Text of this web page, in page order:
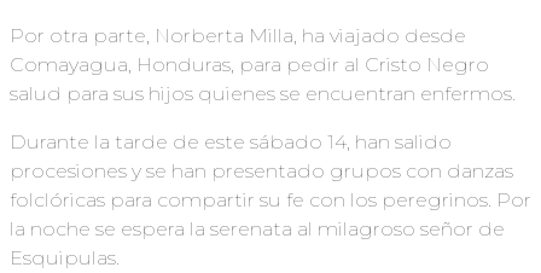
Por otra parte, Norberta Milla, ha viajado desde
Comayagua, Honduras, para pedir al Cristo Negro
salud para sus hijos quienes se encuentran enfermos.
Durante la tarde de este sábado 14, han salido
procesiones y se han presentado grupos con danzas
folclóricas para compartir su fe con los peregrinos. Por
la noche se espera la serenata al milagroso señor de
Esquipulas.